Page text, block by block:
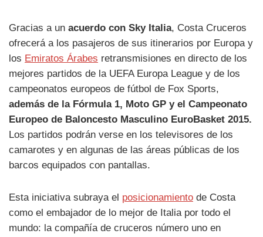
Gracias a un acuerdo con Sky Italia, Costa Cruceros
ofrecerá a los pasajeros de sus itinerarios por Europa y
los Emiratos Árabes retransmisiones en directo de los
mejores partidos de la UEFA Europa League y de los
campeonatos europeos de fútbol de Fox Sports,
además de la Fórmula 1, Moto GP y el Campeonato
Europeo de Baloncesto Masculino EuroBasket 2015.
Los partidos podrán verse en los televisores de los
camarotes y en algunas de las áreas públicas de los
barcos equipados con pantallas.
Esta iniciativa subraya el posicionamiento de Costa
como el embajador de lo mejor de Italia por todo el
mundo: la compañía de cruceros número uno en